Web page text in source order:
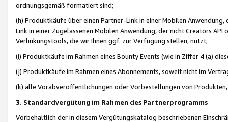
ordnungsgemäß formatiert sind;
(h) Produktkäufe über einen Partner-Link in einer Mobilen
Link in einer Zugelassenen Mobilen Anwendung, der nicht Creators
Verlinkungstools, die wir Ihnen ggf. zur Verfügung stellen, nutzt;
(i) Produktkäufe im Rahmen eines Bounty Events (wie in Ziffer 4 (a)
(j) Produktkäufe im Rahmen eines Abonnements, soweit nicht im
(k) alle Vorabveröffentlichungen oder Vorbestellungen von
3. Standardvergütung im Rahmen des Partnerprogramms
Vorbehaltlich der in diesem Vergütungskatalog beschriebenen